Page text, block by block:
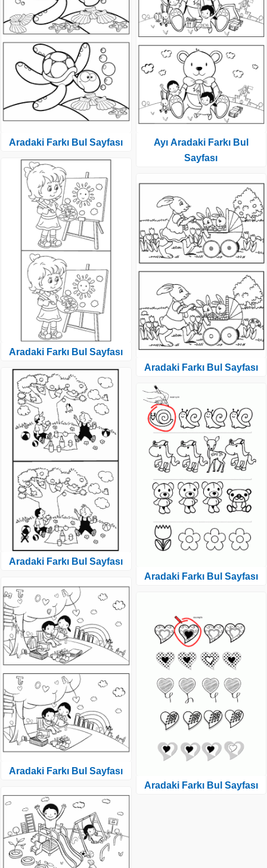
Aradaki Farkı Bul Sayfası
Aradaki Farkı Bul Sayfası
Aradaki Farkı Bul Sayfası
Aradaki Farkı Bul Sayfası
Ayı Aradaki Farkı Bul
Sayfası
Aradaki Farkı Bul Sayfası
Aradaki Farkı Bul Sayfası
Aradaki Farkı Bul Sayfası